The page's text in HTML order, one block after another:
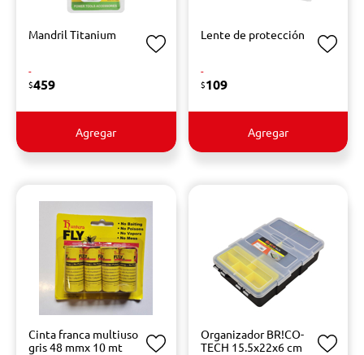
Mandril Titanium
-
$459
Agregar
Lente de protección
-
$109
Agregar
Cinta franca multiuso
gris 48 mmx 10 mt
Organizador BR!CO-
TECH 15.5x22x6 cm